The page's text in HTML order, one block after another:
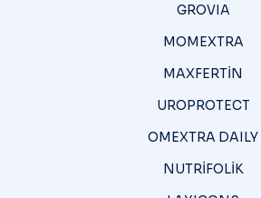
GROVIA
MOMEXTRA
MAXFERTİN
UROPROTECT
OMEXTRA DAILY
NUTRİFOLİK